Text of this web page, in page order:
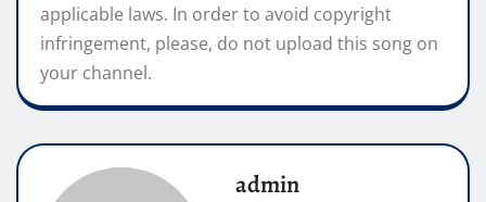
applicable laws. In order to avoid copyright
infringement, please, do not upload this song on
your channel.
admin